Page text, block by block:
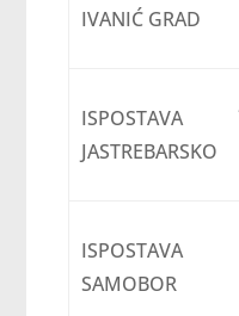
IVANIĆ GRAD
ISPOSTAVA
JASTREBARSKO
ISPOSTAVA
SAMOBOR